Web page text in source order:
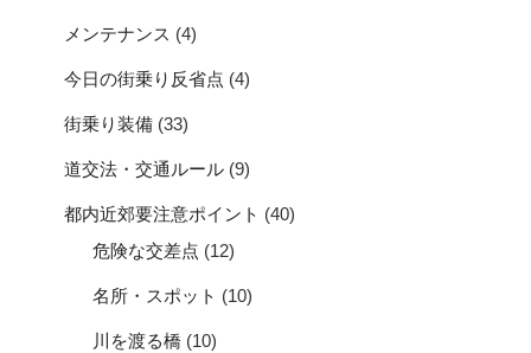
メンテナンス (4)
今日の街乗り反省点 (4)
街乗り装備 (33)
道交法・交通ルール (9)
都内近郊要注意ポイント (40)
危険な交差点 (12)
名所・スポット (10)
川を渡る橋 (10)